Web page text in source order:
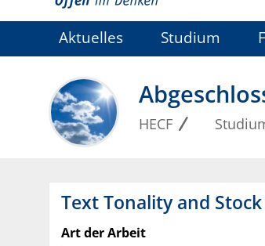
Aktuelles Studium
HECF
Text Tonality and
Art der Arbeit